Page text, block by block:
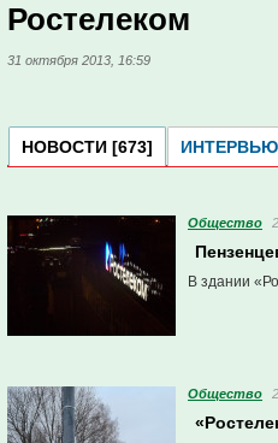
Ростелеком
31 октября 2013, 16:59
НОВОСТИ [673] ИНТЕРВЬЮ
Общество
В здании
Общество